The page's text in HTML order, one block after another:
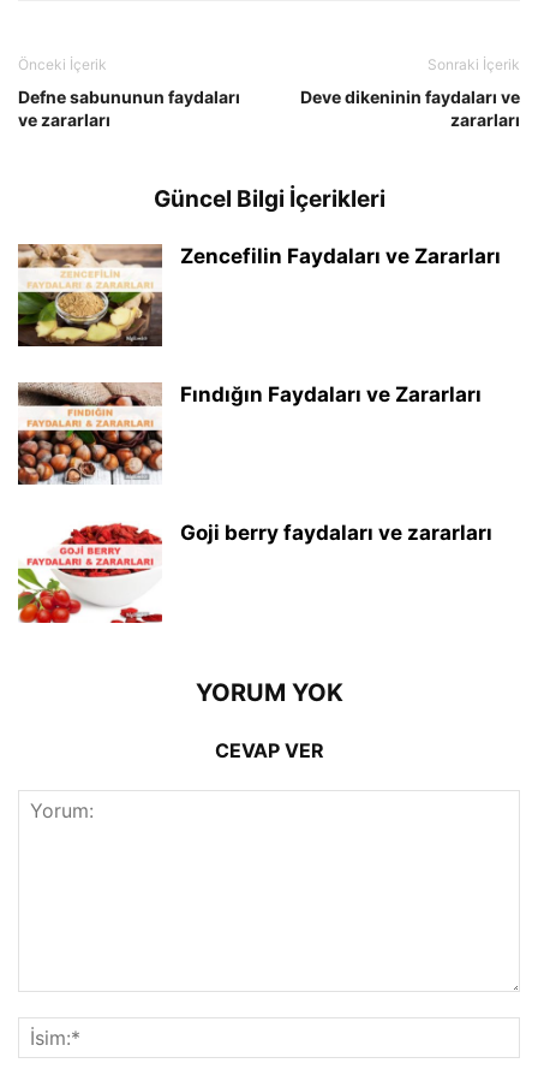
Önceki İçerik
Defne sabununun faydaları
ve zararları
Sonraki İçerik
Deve dikeninin faydaları ve
zararları
Güncel Bilgi İçerikleri
Zencefilin Faydaları ve Zararları
Fındığın Faydaları ve Zararları
Goji berry faydaları ve zararları
YORUM YOK
CEVAP VER